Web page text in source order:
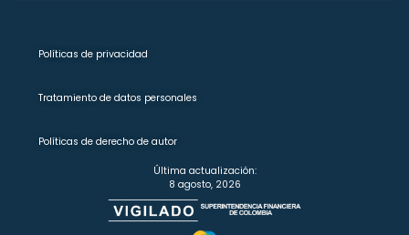
Políticas de privacidad
Tratamiento de datos personales
Políticas de derecho de autor
Última actualización:
8 agosto, 2026